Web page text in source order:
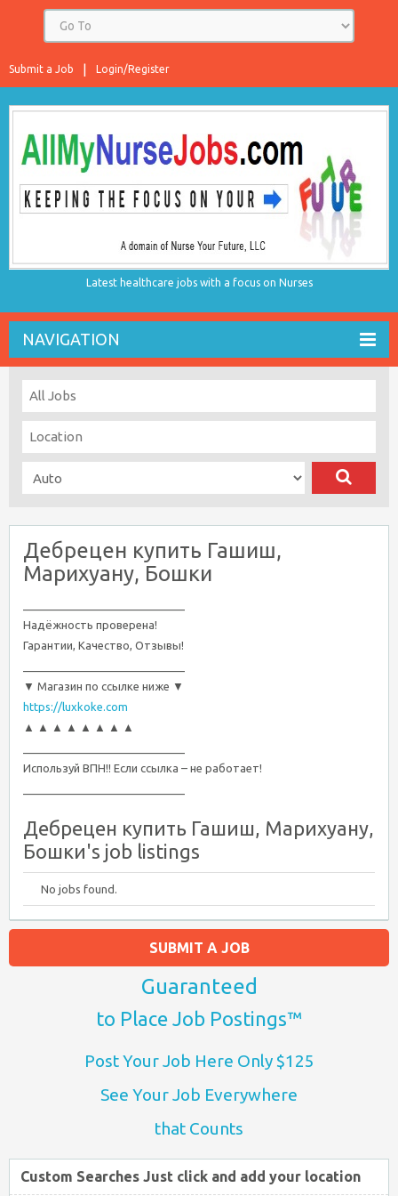
Login/Register
Submit a Job
Latest healthcare jobs with a focus on Nurses
NAVIGATION
Дебрецен купить Гашиш,
Марихуану, Бошки
Надёжность проверена!
Гарантии, Качество, Отзывы!
▼ Магазин по ссылке ниже ▼
https://luxkoke.com
▲ ▲ ▲ ▲ ▲ ▲ ▲ ▲
Используй ВПН!! Если ссылка – не работает!
Дебрецен купить Гашиш, Марихуану,
Бошки's job listings
No jobs found.
SUBMIT A JOB
Guaranteed
to Place Job Postings™
Post Your Job Here Only $125
See Your Job Everywhere
that Counts
Custom Searches Just click and add your location